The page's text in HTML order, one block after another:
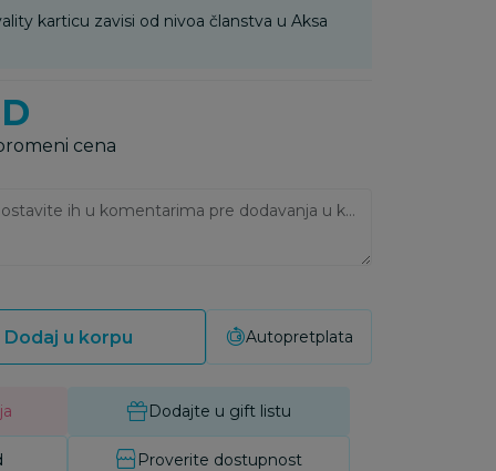
karticu zavisi od nivoa članstva u Aksa
cena
Ukoliko imate napomene, ostavite ih u komentarima pre dodavanja u korpu:
Dodaj u korpu Autopretplata
Dodajte u gift listu
Proverite dostupnost